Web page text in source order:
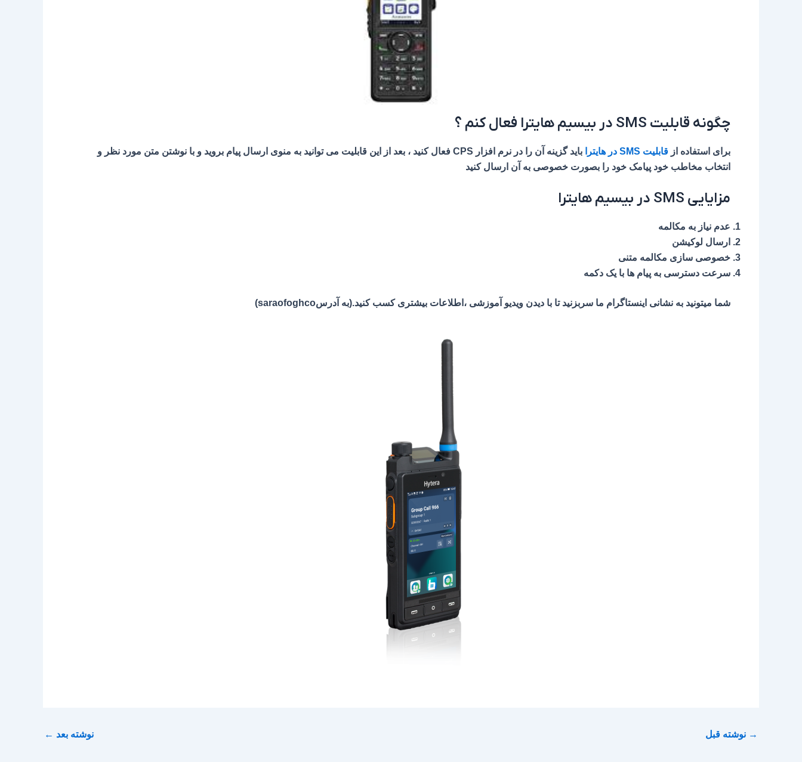
چگونه قابلیت SMS در بیسیم هایترا فعال کنم ؟
برای استفاده از قابلیت SMS در هایترا
باید گزینه آن را در نرم افزار CPS فعال کنید ، بعد از این قابلیت می توانید به منوی ارسال پیام بروید و با نوشتن متن مورد نظر و
انتخاب مخاطب خود پیامک خود را بصورت خصوصی به آن ارسال کنید
مزایایی SMS در بیسیم هایترا
عدم نیاز به مکالمه
ارسال لوکیشن
خصوصی سازی مکالمه متنی
سرعت دسترسی به پیام ها با یک دکمه
شما میتونید به نشانی اینستاگرام ما سربزنید تا با دیدن ویدیو آموزشی ،اطلاعات بیشتری کسب کنید.(به آدرسsaraofoghco)
→ نوشته قبل نوشته بعد ←